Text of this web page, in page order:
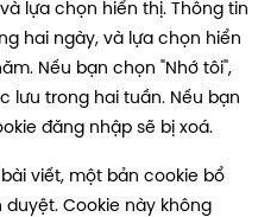
lựa chọn hiển thị. Thông tin
hai ngày, và lựa chọn hiển
Nếu bạn chọn "Nhớ tôi",
lưu trong hai tuần. Nếu bạn
đăng nhập sẽ bị xoá.
viết, một bản cookie bổ
Cookie này không